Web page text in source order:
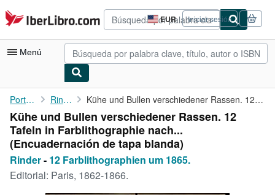
Pasar al contenido principal
IberLibro.com EUR
Preferencias
de
compra
del
Iniciar sesión
Menú
Mi cuenta
Consultar mis pedidos
Búsqueda avanzada
Colecciones
Portada Rinder Kühe und Bullen verschiedener Rassen. 12 Tafeln in ...
Kühe und Bullen verschiedener Rassen. 12
Tafeln in Farblithographie nach...
(Encuadernación de tapa blanda)
Rinder- 12 Farblithographien um 1865.
Editorial: Paris, 1862-1866.